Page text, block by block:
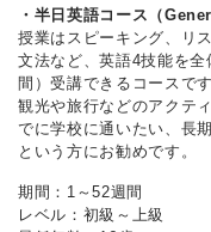
・半日英語コース（
授業はスピーキング、リ
文法など、英語4技能を
間）受講できるコースです
観光や旅行などのアクテ
でに学校に通いたい、長
という方にお勧めです。
期間：1～52週間
レベル：初級～上級